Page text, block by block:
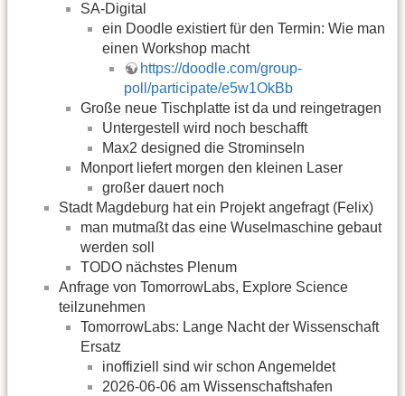
SA-Digital
ein Doodle existiert für den Termin: Wie man
einen Workshop macht
https://doodle.com/group-
poll/participate/e5w1OkBb
Große neue Tischplatte ist da und reingetragen
Untergestell wird noch beschafft
Max2 designed die Strominseln
Monport liefert morgen den kleinen Laser
großer dauert noch
Stadt Magdeburg hat ein Projekt angefragt (Felix)
man mutmaßt das eine Wuselmaschine gebaut
werden soll
TODO nächstes Plenum
Anfrage von TomorrowLabs, Explore Science
teilzunehmen
TomorrowLabs: Lange Nacht der Wissenschaft
Ersatz
inoffiziell sind wir schon Angemeldet
2026-06-06 am Wissenschaftshafen